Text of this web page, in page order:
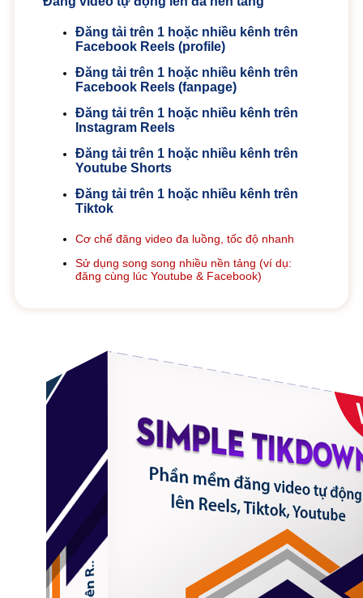
Đăng tải trên 1 hoặc nhiều kênh trên
Facebook Reels (profile)
Đăng tải trên 1 hoặc nhiều kênh trên
Facebook Reels (fanpage)
Đăng tải trên 1 hoặc nhiều kênh trên
Instagram Reels
Đăng tải trên 1 hoặc nhiều kênh trên
Youtube Shorts
Đăng tải trên 1 hoặc nhiều kênh trên
Tiktok
Cơ chế đăng video đa luồng, tốc độ nhanh
Sử dụng song song nhiều nền tảng (ví dụ:
đăng cùng lúc Youtube & Facebook)